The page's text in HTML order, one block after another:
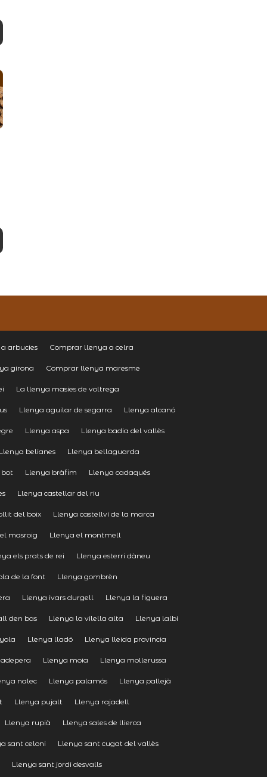
arbucies Comprar llenya a celra
girona Comprar llenya maresme
La llenya masies de voltrega
Llenya aguilar de segarra Llenya alcanó
Llenya aspa Llenya badia del vallès
belianes Llenya bellaguarda
Llenya bràfim Llenya cadaqués
Llenya castellar del riu
del boix Llenya castellví de la marca
masroig Llenya el montmell
els prats de rei Llenya esterri dàneu
de la font Llenya gombrèn
Llenya ivars durgell Llenya la figuera
den bas Llenya la vilella alta Llenya lalbi
Llenya lladó Llenya lleida provincia
Llenya moia Llenya mollerussa
nalec Llenya palamós Llenya pallejà
Llenya pujalt Llenya rajadell
Llenya rupià Llenya sales de llierca
sant celoni Llenya sant cugat del vallès
Llenya sant jordi desvalls